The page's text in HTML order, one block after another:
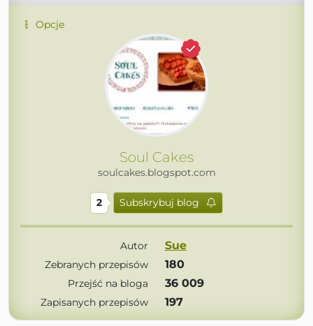
Opcje
Soul Cakes
soulcakes.blogspot.com
2 Subskrybuj blog
Autor Sue
Zebranych przepisów 180
Przejść na bloga 36 009
Zapisanych przepisów 197